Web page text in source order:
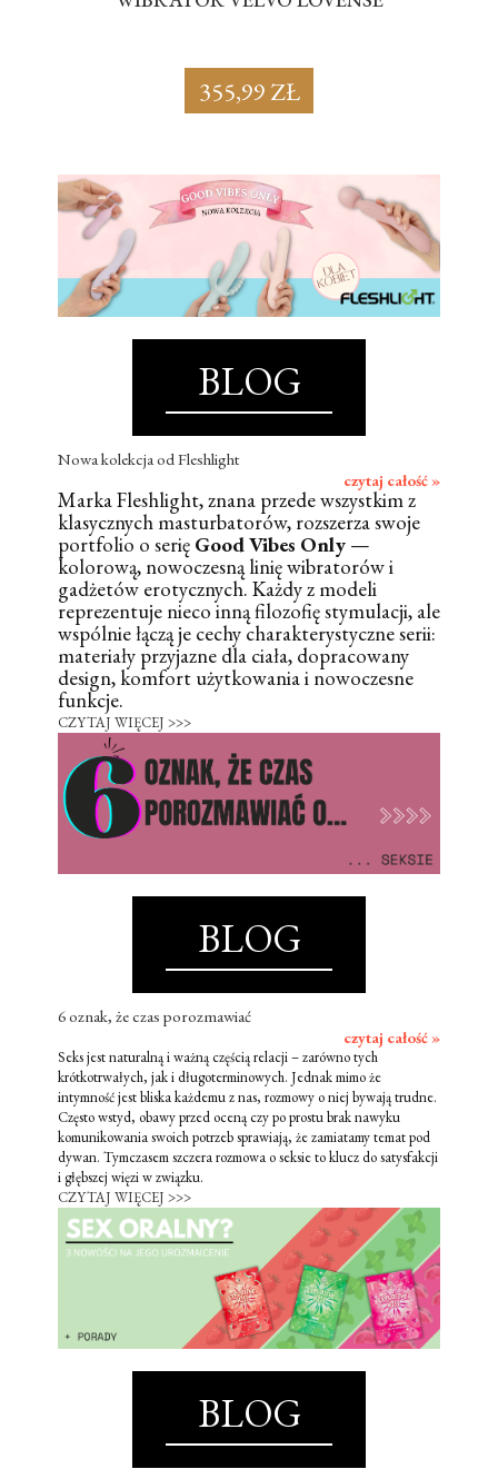
355,99 ZŁ
BLOG
Nowa kolekcja od Fleshlight
czytaj całość »
Marka Fleshlight, znana przede wszystkim z
klasycznych masturbatorów, rozszerza swoje
portfolio o serię Good Vibes Only —
kolorową, nowoczesną linię wibratorów i
gadżetów erotycznych. Każdy z modeli
reprezentuje nieco inną filozofię stymulacji, ale
wspólnie łączą je cechy charakterystyczne serii:
materiały przyjazne dla ciała, dopracowany
design, komfort użytkowania i nowoczesne
funkcje.
CZYTAJ WIĘCEJ >>>
BLOG
6 oznak, że czas porozmawiać
czytaj całość »
Seks jest naturalną i ważną częścią relacji – zarówno tych
krótkotrwałych, jak i długoterminowych. Jednak mimo że
intymność jest bliska każdemu z nas, rozmowy o niej bywają trudne.
Często wstyd, obawy przed oceną czy po prostu brak nawyku
komunikowania swoich potrzeb sprawiają, że zamiatamy temat pod
dywan. Tymczasem szczera rozmowa o seksie to klucz do satysfakcji
i głębszej więzi w związku.
CZYTAJ WIĘCEJ >>>
BLOG